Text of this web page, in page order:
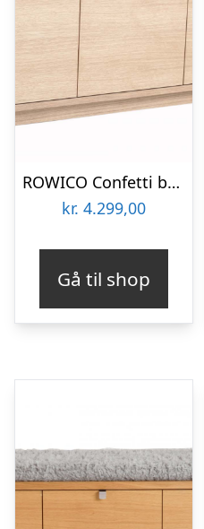
ROWICO Confetti bænk – hvidpigmenteret eg/sort stofhynde, m. 3 skuffer
kr. 4.299,00
Gå til shop